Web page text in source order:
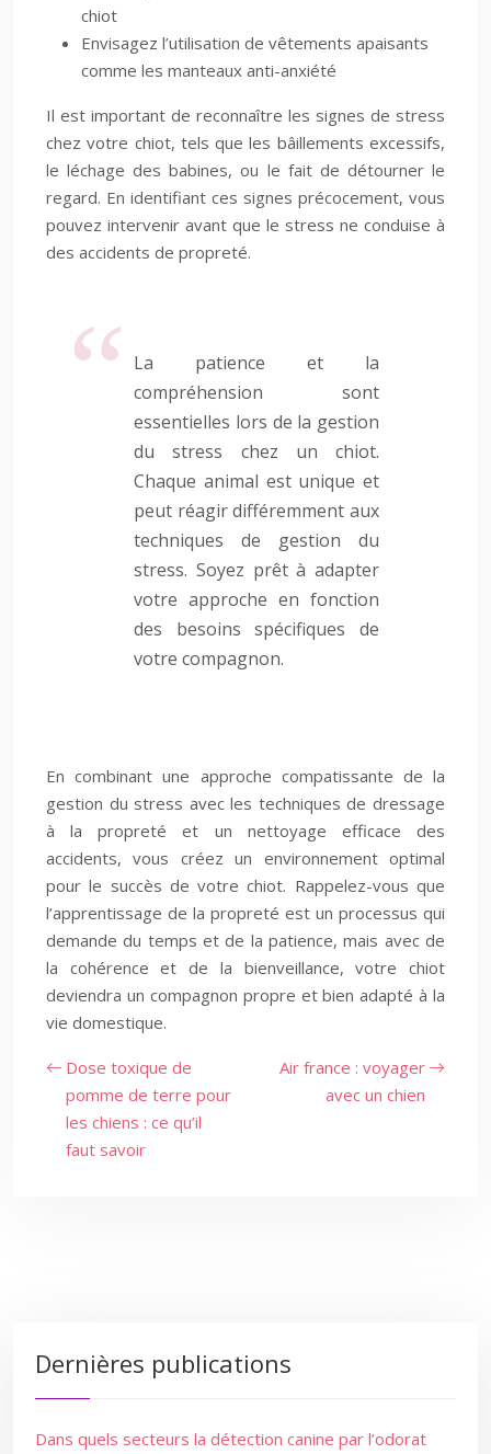
chiot
Envisagez l’utilisation de vêtements apaisants
comme les manteaux anti-anxiété
Il est important de reconnaître les signes de stress
chez votre chiot, tels que les bâillements excessifs,
le léchage des babines, ou le fait de détourner le
regard. En identifiant ces signes précocement, vous
pouvez intervenir avant que le stress ne conduise à
des accidents de propreté.
La patience et la
compréhension sont
essentielles lors de la gestion
du stress chez un chiot.
Chaque animal est unique et
peut réagir différemment aux
techniques de gestion du
stress. Soyez prêt à adapter
votre approche en fonction
des besoins spécifiques de
votre compagnon.
En combinant une approche compatissante de la
gestion du stress avec les techniques de dressage
à la propreté et un nettoyage efficace des
accidents, vous créez un environnement optimal
pour le succès de votre chiot. Rappelez-vous que
l’apprentissage de la propreté est un processus qui
demande du temps et de la patience, mais avec de
la cohérence et de la bienveillance, votre chiot
deviendra un compagnon propre et bien adapté à la
vie domestique.
Dose toxique de
pomme de terre pour
les chiens : ce qu’il
faut savoir
Air france : voyager
avec un chien
Dernières publications
Dans quels secteurs la détection canine par l’odorat